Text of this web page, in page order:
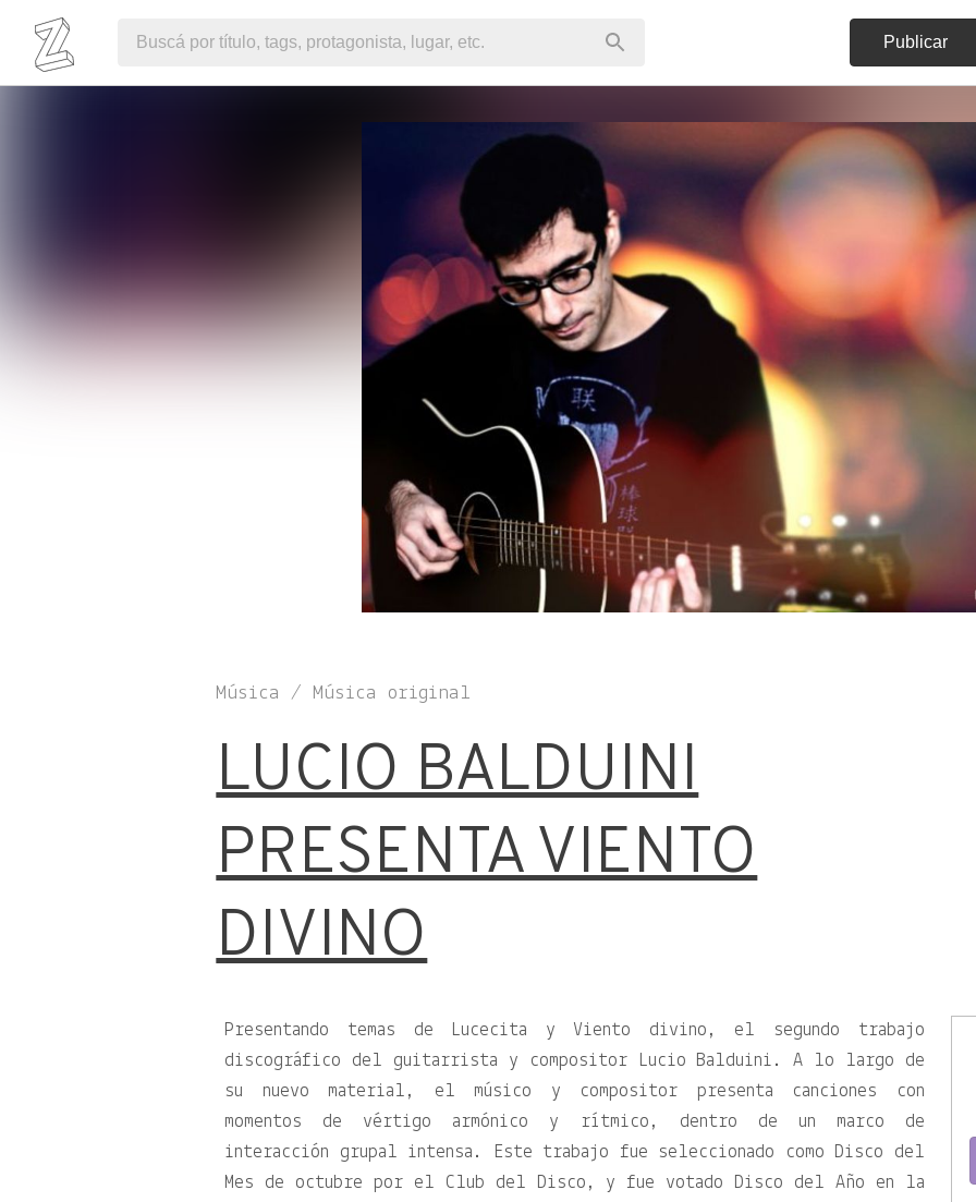
Publicar
Música / Música original
LUCIO BALDUINI
PRESENTA VIENTO
DIVINO
Presentando temas de Lucecita y Viento divino, el segundo trabajo
discográfico del guitarrista y compositor Lucio Balduini. A lo largo de
su nuevo material, el músico y compositor presenta canciones con
momentos de vértigo armónico y rítmico, dentro de un marco de
interacción grupal intensa. Este trabajo fue seleccionado como Disco del
Mes de octubre por el Club del Disco, y fue votado Disco del Año en la